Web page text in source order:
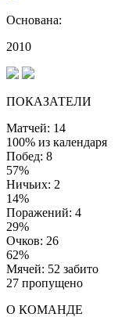
Основана:
2010
ПОКАЗАТЕЛИ
Матчей: 14
100% из календаря
Побед: 8
57%
Ничьих: 2
14%
Поражений: 4
29%
Очков: 26
62%
Мячей: 52 забито
27 пропущено
О КОМАНДЕ